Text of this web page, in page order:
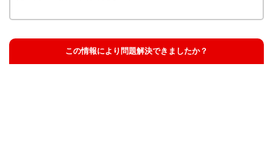
この情報により問題解決できましたか？